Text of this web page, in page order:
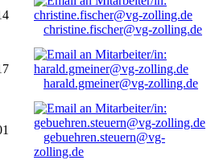
christine.fischer@vg-zolling.de
harald.gmeiner@vg-zolling.de
gebuehren.steuern@vg-
zolling.de